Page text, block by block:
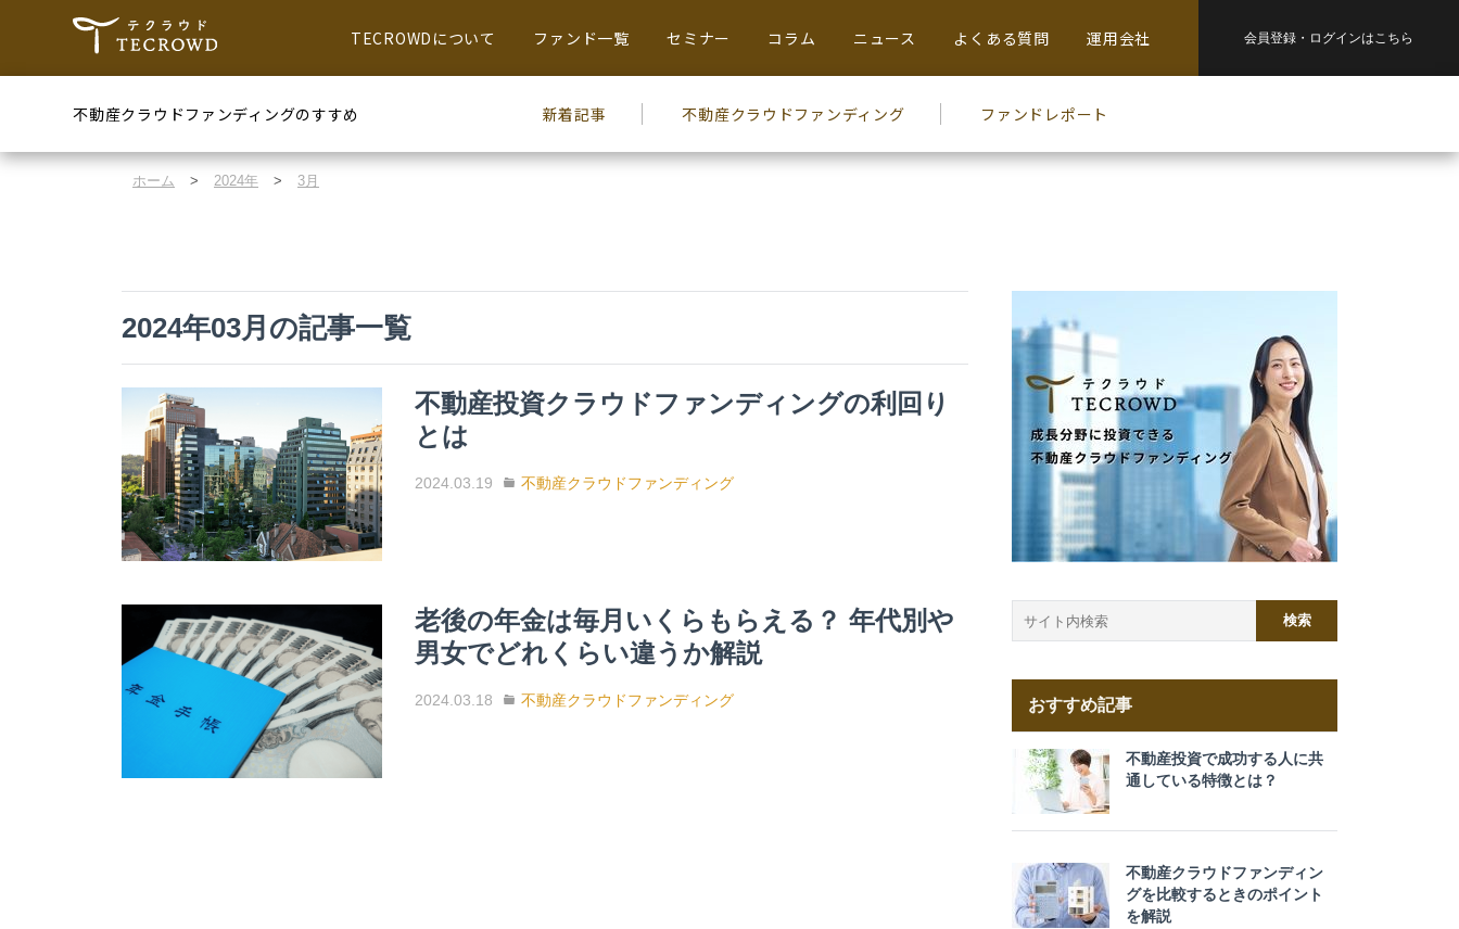
TECROWDについて ファンド一覧 セミナー コラム ニュース よくある質問 運用会社 会員登録・ ログインはこちら
不動産クラウドファンディングのすすめ 新着記事 不動産クラウドファンディング ファンドレポート
ホーム > 2024年 > 3月
2024年03月の記事一覧
不動産投資クラウドファンディングの利回り
とは
2024.03.19 不動産クラウドファンディング
老後の年金は毎月いくらもらえる？ 年代別や
男女でどれくらい違うか解説
2024.03.18 不動産クラウドファンディング おすすめ記事
不動産投資で成功する人に共
通している特徴とは？
不動産クラウドファンディン
グを比較するときのポイント
を解説